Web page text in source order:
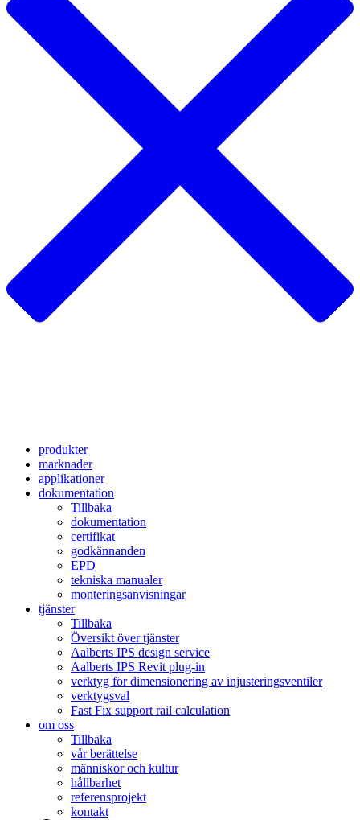
produkter
marknader
applikationer
dokumentation
Tillbaka
dokumentation
certifikat
godkännanden
EPD
tekniska manualer
monteringsanvisningar
tjänster
Tillbaka
Översikt över tjänster
Aalberts IPS design service
Aalberts IPS Revit plug-in
verktyg för dimensionering av injusteringsventiler
verktygsval
Fast Fix support rail calculation
om oss
Tillbaka
vår berättelse
människor och kultur
hållbarhet
referensprojekt
kontakt